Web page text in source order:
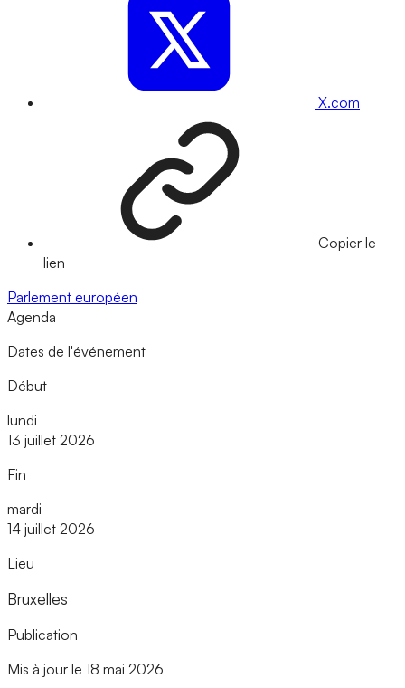
X.com
Copier le
lien
Parlement européen
Agenda
Dates de l'événement
Début
lundi
13 juillet 2026
Fin
mardi
14 juillet 2026
Lieu
Bruxelles
Publication
Mis à jour le 18 mai 2026